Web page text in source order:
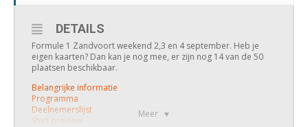
Meer
DETAILS
Formule 1 Zandvoort weekend 2,3 en 4 september. Heb je
eigen kaarten? Dan kan je nog mee, er zijn nog 14 van de 50
plaatsen beschikbaar.
Belangrijke informatie
Programma
Deelnemerslijst
Shirt preview